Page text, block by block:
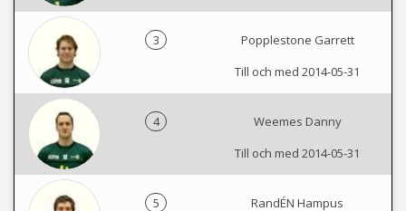
3
Popplestone Garrett
Till och med 2014-05-31
4
Weemes Danny
Till och med 2014-05-31
5
RandÉN Hampus